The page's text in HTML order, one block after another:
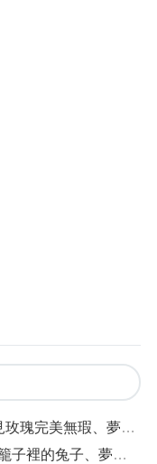
美無瑕、夢見白玫瑰
兔子、夢見新生兔子